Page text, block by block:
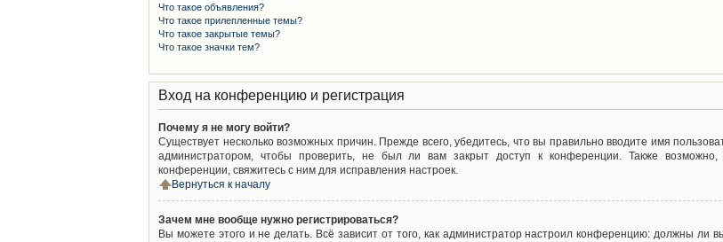
Что такое объявления?
Что такое прилепленные темы?
Что такое закрытые темы?
Что такое значки тем?
Вход на конференцию и регистрация
Почему я не могу войти?
Существует несколько возможных причин. Прежде всего, убедитесь, что вы правильно вводите имя
администратором, чтобы проверить, не был ли вам закрыт доступ к конференции. Также возможно,
конференции, свяжитесь с ним для исправления настроек.
Вернуться к началу
Зачем мне вообще нужно регистрироваться?
Вы можете этого и не делать. Всё зависит от того, как администратор настроил конференцию: должны ли